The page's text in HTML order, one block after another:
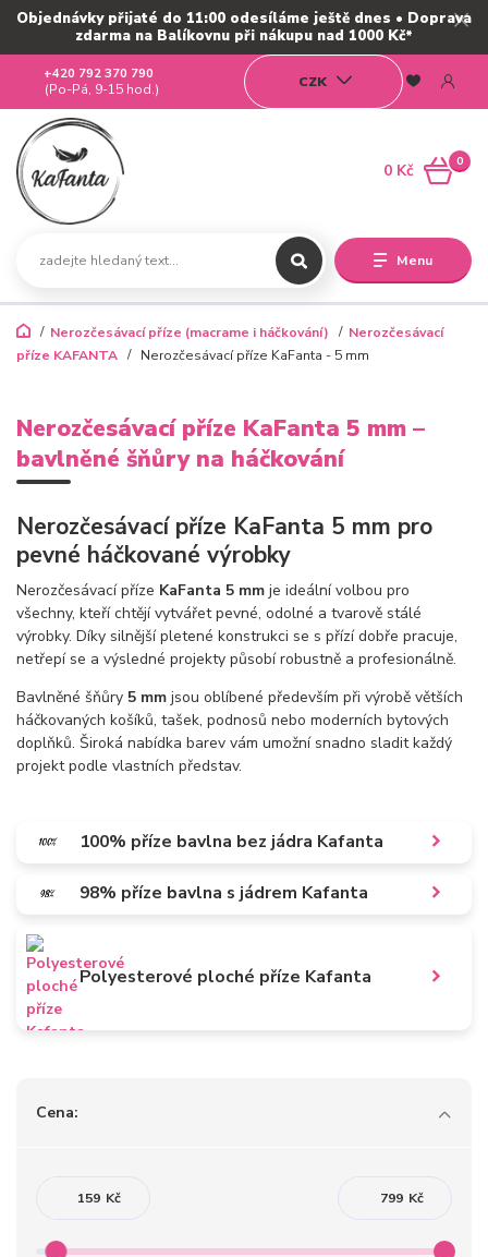
Objednávky přijaté do 11:00 odesíláme ještě dnes • Doprava
zdarma na Balíkovnu při nákupu nad 1000 Kč*
Menu
CZK
+420 792 370 790
(Po-Pá, 9-15 hod.)
0
0 Kč
Nerozčesávací příze (macrame i háčkování)
Nerozčesávací
příze KAFANTA
Nerozčesávací příze KaFanta - 5 mm
Nerozčesávací příze KaFanta 5 mm –
bavlněné šňůry na háčkování
Nerozčesávací příze KaFanta 5 mm pro
pevné háčkované výrobky
Nerozčesávací příze KaFanta 5 mm je ideální volbou pro
všechny, kteří chtějí vytvářet pevné, odolné a tvarově stálé
výrobky. Díky silnější pletené konstrukci se s přízí dobře pracuje,
netřepí se a výsledné projekty působí robustně a profesionálně.
Bavlněné šňůry 5 mm jsou oblíbené především při výrobě větších
háčkovaných košíků, tašek, podnosů nebo moderních bytových
doplňků. Široká nabídka barev vám umožní snadno sladit každý
projekt podle vlastních představ.
100% příze bavlna bez jádra Kafanta
98% příze bavlna s jádrem Kafanta
Polyesterové ploché příze Kafanta
Cena:
Kč Kč